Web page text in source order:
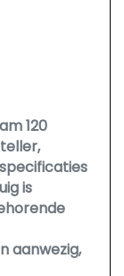
120
is
aanwezig,